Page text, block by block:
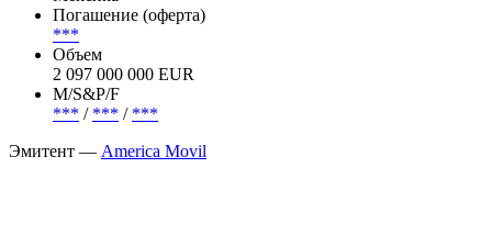
Статус
Погашена
Страна риска
Мексика
Погашение (оферта)
***
2 097 000 000 EUR